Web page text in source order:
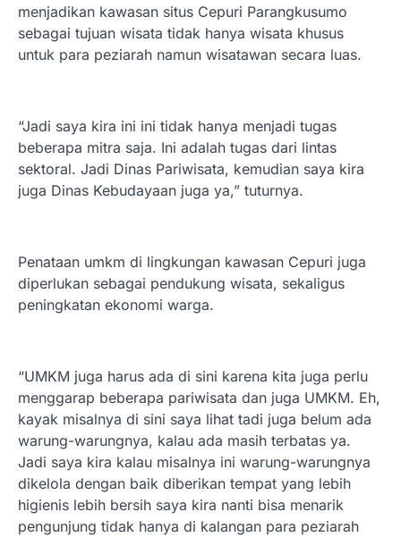
menjadikan kawasan situs Cepuri Parangkusumo
sebagai tujuan wisata tidak hanya wisata khusus
untuk para peziarah namun wisatawan secara luas.
“Jadi saya kira ini ini tidak hanya menjadi tugas
beberapa mitra saja. Ini adalah tugas dari lintas
sektoral. Jadi Dinas Pariwisata, kemudian saya kira
juga Dinas Kebudayaan juga ya,” tuturnya.
Penataan umkm di lingkungan kawasan Cepuri juga
diperlukan sebagai pendukung wisata, sekaligus
peningkatan ekonomi warga.
“UMKM juga harus ada di sini karena kita juga perlu
menggarap beberapa pariwisata dan juga UMKM. Eh,
kayak misalnya di sini saya lihat tadi juga belum ada
warung-warungnya, kalau ada masih terbatas ya.
Jadi saya kira kalau misalnya ini warung-warungnya
dikelola dengan baik diberikan tempat yang lebih
higienis lebih bersih saya kira nanti bisa menarik
pengunjung tidak hanya di kalangan para peziarah